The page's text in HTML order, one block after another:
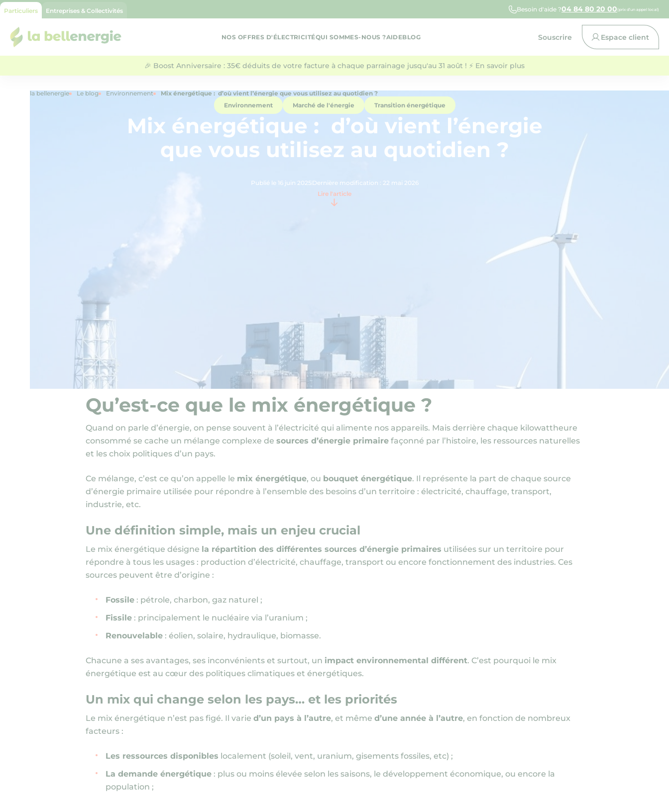
Particuliers Entreprises & Collectivités Besoin d'aide ?04 84 80 20 00 (prix d’un appel local)
la bellenergie
NOS OFFRES D'ÉLECTRICITÉQUI SOMMES-NOUS ?AIDEBLOG Souscrire Espace client
🎉 Boost Anniversaire : 35€ déduits de votre facture à chaque parrainage jusqu'au 31 août ! ⚡ En savoir plus
la bellenergie Le blog Environnement
Mix énergétique : d’où vient l’énergie que vous utilisez au quotidien ?
Environnement
Marché de l'énergie Transition énergétique
Mix énergétique : d’où vient l’énergie
que vous utilisez au quotidien ?
Publié le 16 juin 2025 Dernière modification : 22 mai 2026
Lire l'article
Qu’est-ce que le mix énergétique ?
Quand on parle d’énergie, on pense souvent à l’électricité qui alimente nos appareils. Mais derrière chaque kilowattheure
consommé se cache un mélange complexe de sources d’énergie primaire façonné par l’histoire, les ressources naturelles
et les choix politiques d’un pays.
Ce mélange, c’est ce qu’on appelle le mix énergétique, ou bouquet énergétique. Il représente la part de chaque source
d’énergie primaire utilisée pour répondre à l’ensemble des besoins d’un territoire : électricité, chauffage, transport,
industrie, etc.
Une définition simple, mais un enjeu crucial
Le mix énergétique désigne la répartition des différentes sources d’énergie primaires utilisées sur un territoire pour
répondre à tous les usages : production d’électricité, chauffage, transport ou encore fonctionnement des industries. Ces
sources peuvent être d’origine :
Fossile : pétrole, charbon, gaz naturel ;
Fissile : principalement le nucléaire via l’uranium ;
Renouvelable : éolien, solaire, hydraulique, biomasse.
Chacune a ses avantages, ses inconvénients et surtout, un impact environnemental différent. C’est pourquoi le mix
énergétique est au cœur des politiques climatiques et énergétiques.
Un mix qui change selon les pays… et les priorités
Le mix énergétique n’est pas figé. Il varie d’un pays à l’autre, et même d’une année à l’autre, en fonction de nombreux
facteurs :
Les ressources disponibles localement (soleil, vent, uranium, gisements fossiles, etc) ;
La demande énergétique : plus ou moins élevée selon les saisons, le développement économique, ou encore la
population ;
Copier l'url de la page
Partager l'article sur Facebook
Partager l'article sur X